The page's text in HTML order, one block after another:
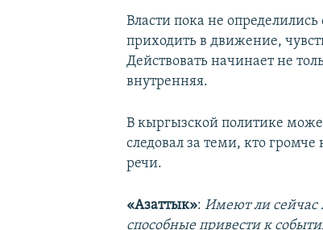
Власти пока не
приходить в движение,
Действовать начинает не
внутренняя.
В кыргызской политике
следовал за теми, кто
речи.
«Азаттык»:Имеют ли сейчас
способные привести к